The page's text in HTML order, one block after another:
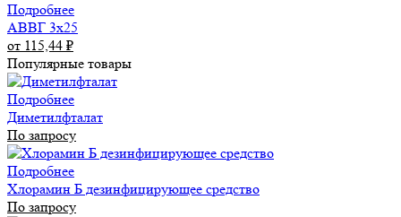
Подробнее
АВВГ 3х25
от 115,44 ₽
Популярные товары
Подробнее
Диметилфталат
По запросу
Подробнее
Хлорамин Б дезинфицирующее средство
По запросу